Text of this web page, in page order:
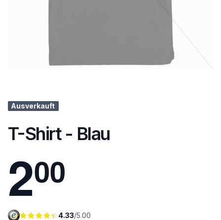
Ausverkauft
T-Shirt - Blau
200
4.33/5.00